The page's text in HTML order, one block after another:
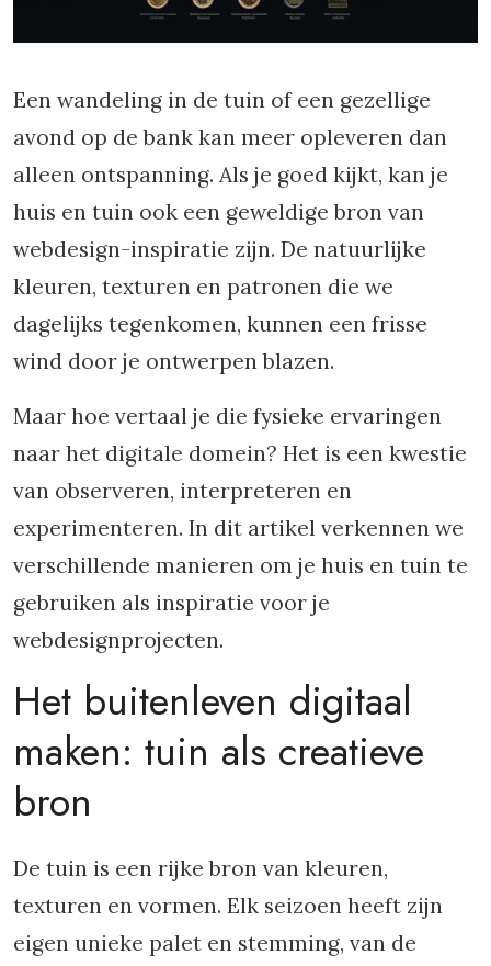
Een wandeling in de tuin of een gezellige
avond op de bank kan meer opleveren dan
alleen ontspanning. Als je goed kijkt, kan je
huis en tuin ook een geweldige bron van
webdesign-inspiratie zijn. De natuurlijke
kleuren, texturen en patronen die we
dagelijks tegenkomen, kunnen een frisse
wind door je ontwerpen blazen.
Maar hoe vertaal je die fysieke ervaringen
naar het digitale domein? Het is een kwestie
van observeren, interpreteren en
experimenteren. In dit artikel verkennen we
verschillende manieren om je huis en tuin te
gebruiken als inspiratie voor je
webdesignprojecten.
Het buitenleven digitaal
maken: tuin als creatieve
bron
De tuin is een rijke bron van kleuren,
texturen en vormen. Elk seizoen heeft zijn
eigen unieke palet en stemming, van de